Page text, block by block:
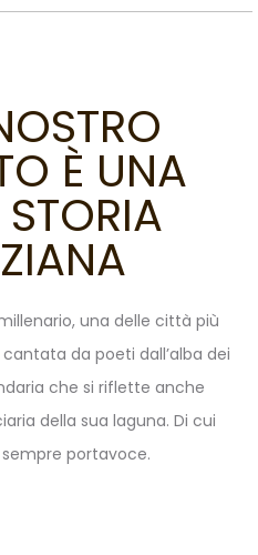
È UNA
una delle città più
da poeti dall’alba dei
che si riflette anche
della sua laguna. Di cui
portavoce.